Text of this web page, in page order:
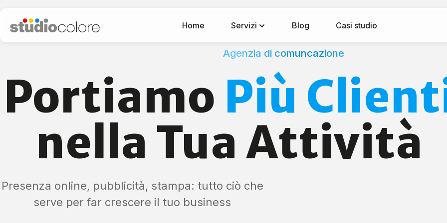
Home Servizi Blog Casi studio
Agenzia di comuncazione
Portiamo Più
nella Tua Attività
Presenza online, pubblicità, stampa: tutto ciò che
serve per far crescere il tuo business